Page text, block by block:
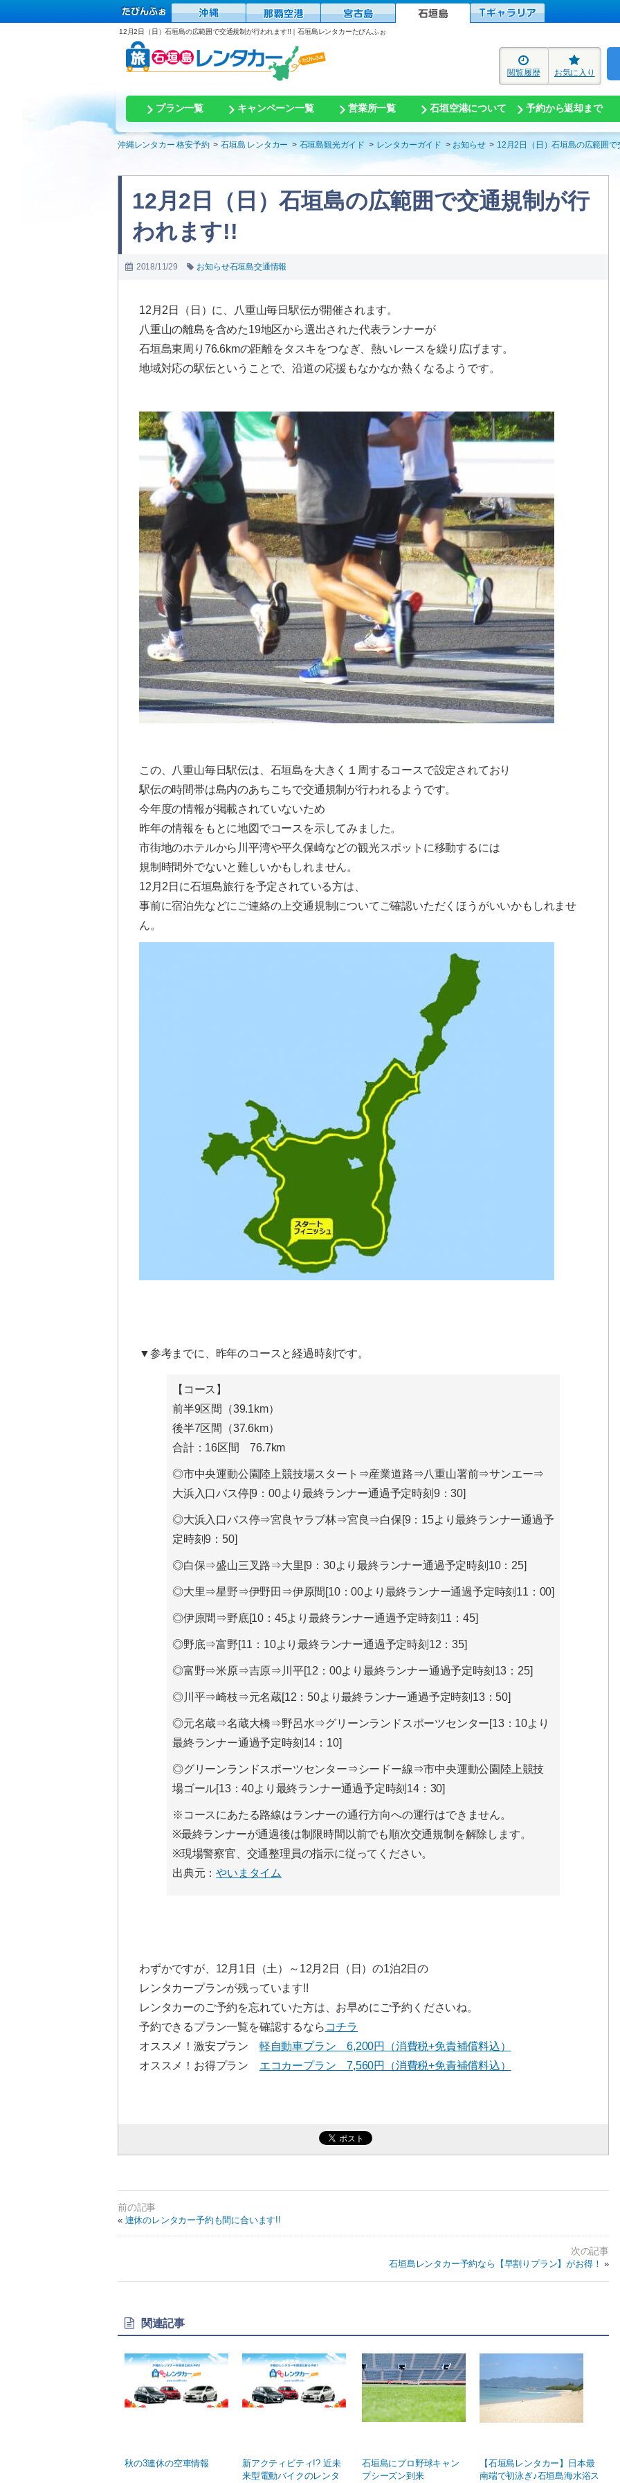
12月2日（日）石垣島の広範囲で交通規制が行われます!!｜石垣島レンタカーたびんふぉ
閲覧履歴 お気に入り
プラン一覧 キャンペーン一覧 営業所一覧 石垣空港について 予約から返却まで
沖縄レンタカー 格安予約 石垣島 レンタカー 石垣島観光ガイド レンタカーガイド お知らせ 12月2日（日）石垣島の広範囲
12月2日（日）石垣島の広範囲で交通規制が行
われます!!
2018/11/29 お知らせ石垣島交通情報
12月2日（日）に、八重山毎日駅伝が開催されます。
八重山の離島を含めた19地区から選出された代表ランナーが
石垣島東周り76.6kmの距離をタスキをつなぎ、熱いレースを繰り広げます。
地域対応の駅伝ということで、沿道の応援もなかなか熱くなるようです。
この、八重山毎日駅伝は、石垣島を大きく１周するコースで設定されており
駅伝の時間帯は島内のあちこちで交通規制が行われるようです。
今年度の情報が掲載されていないため
昨年の情報をもとに地図でコースを示してみました。
市街地のホテルから川平湾や平久保崎などの観光スポットに移動するには
規制時間外でないと難しいかもしれません。
12月2日に石垣島旅行を予定されている方は、
事前に宿泊先などにご連絡の上交通規制についてご確認いただくほうがいいかもしれませ
ん。
▼参考までに、昨年のコースと経過時刻です。
【コース】
前半9区間（39.1km）
後半7区間（37.6km）
合計：16区間 76.7km
◎市中央運動公園陸上競技場スタート⇒産業道路⇒八重山署前⇒サンエー⇒
大浜入口バス停[9：00より最終ランナー通過予定時刻9：30]
◎大浜入口バス停⇒宮良ヤラブ林⇒宮良⇒白保[9：15より最終ランナー通過予
定時刻9：50]
◎白保⇒盛山三叉路⇒大里[9：30より最終ランナー通過予定時刻10：25]
◎大里⇒星野⇒伊野田⇒伊原間[10：00より最終ランナー通過予定時刻11：00]
◎伊原間⇒野底[10：45より最終ランナー通過予定時刻11：45]
◎野底⇒富野[11：10より最終ランナー通過予定時刻12：35]
◎富野⇒米原⇒吉原⇒川平[12：00より最終ランナー通過予定時刻13：25]
◎川平⇒崎枝⇒元名蔵[12：50より最終ランナー通過予定時刻13：50]
◎元名蔵⇒名蔵大橋⇒野呂水⇒グリーンランドスポーツセンター[13：10より
最終ランナー通過予定時刻14：10]
◎グリーンランドスポーツセンター⇒シードー線⇒市中央運動公園陸上競技
場ゴール[13：40より最終ランナー通過予定時刻14：30]
※コースにあたる路線はランナーの通行方向への運行はできません。
※最終ランナーが通過後は制限時間以前でも順次交通規制を解除します。
※現場警察官、交通整理員の指示に従ってください。
出典元：やいまタイム
わずかですが、12月1日（土）～12月2日（日）の1泊2日の
レンタカープランが残っています!!
レンタカーのご予約を忘れていた方は、お早めにご予約くださいね。
予約できるプラン一覧を確認するなら コチラ
オススメ！激安プラン 軽自動車プラン 6,200円（消費税+免責補償料込）
オススメ！お得プラン エコカープラン 7,560円（消費税+免責補償料込）
« 連休のレンタカー予約も間に合います!!
石垣島レンタカー予約なら【早割りプラン】がお得！ »
関連記事
秋の3連休の空車情報
新アクティビティ!? 近未
来型電動バイクのレンタ
石垣島にプロ野球キャン
プシーズン到来
【石垣島レンタカー】日本最
南端で初泳ぎ♪石垣島海水浴ス